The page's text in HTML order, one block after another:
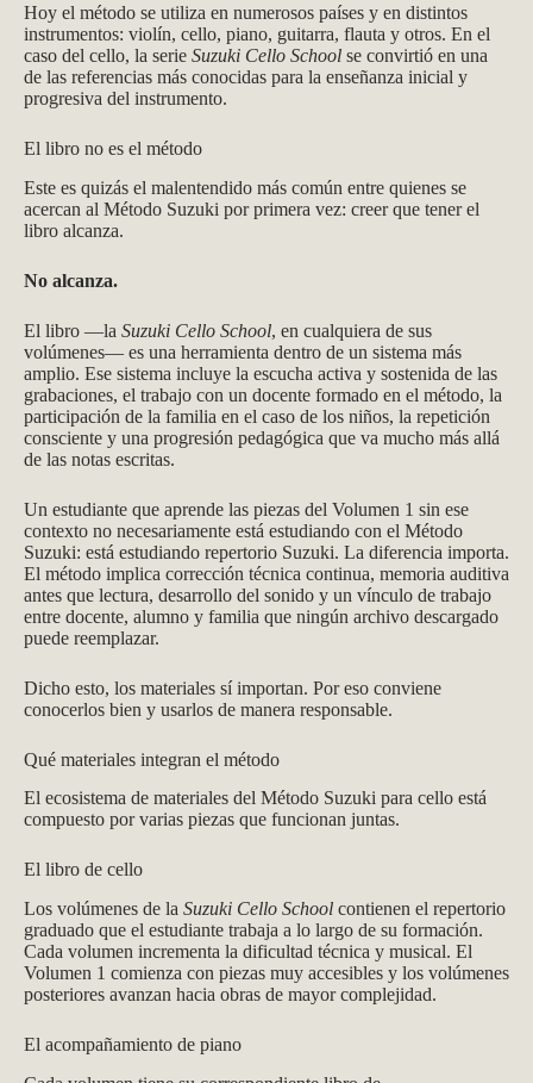
Hoy el método se utiliza en numerosos países y en distintos
instrumentos: violín, cello, piano, guitarra, flauta y otros. En el
caso del cello, la serie Suzuki Cello School se convirtió en una
de las referencias más conocidas para la enseñanza inicial y
progresiva del instrumento.
El libro no es el método
Este es quizás el malentendido más común entre quienes se
acercan al Método Suzuki por primera vez: creer que tener el
libro alcanza.
No alcanza.
El libro —la Suzuki Cello School, en cualquiera de sus
volúmenes— es una herramienta dentro de un sistema más
amplio. Ese sistema incluye la escucha activa y sostenida de las
grabaciones, el trabajo con un docente formado en el método, la
participación de la familia en el caso de los niños, la repetición
consciente y una progresión pedagógica que va mucho más allá
de las notas escritas.
Un estudiante que aprende las piezas del Volumen 1 sin ese
contexto no necesariamente está estudiando con el Método
Suzuki: está estudiando repertorio Suzuki. La diferencia importa.
El método implica corrección técnica continua, memoria auditiva
antes que lectura, desarrollo del sonido y un vínculo de trabajo
entre docente, alumno y familia que ningún archivo descargado
puede reemplazar.
Dicho esto, los materiales sí importan. Por eso conviene
conocerlos bien y usarlos de manera responsable.
Qué materiales integran el método
El ecosistema de materiales del Método Suzuki para cello está
compuesto por varias piezas que funcionan juntas.
El libro de cello
Los volúmenes de la Suzuki Cello School contienen el repertorio
graduado que el estudiante trabaja a lo largo de su formación.
Cada volumen incrementa la dificultad técnica y musical. El
Volumen 1 comienza con piezas muy accesibles y los volúmenes
posteriores avanzan hacia obras de mayor complejidad.
El acompañamiento de piano